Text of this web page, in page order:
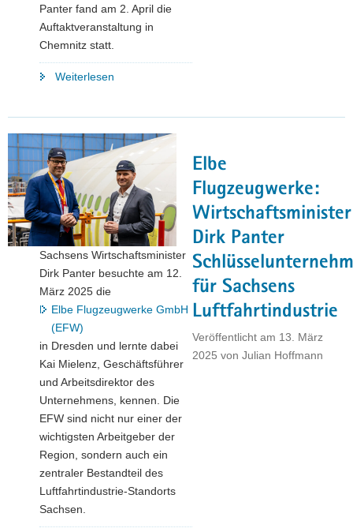
Panter fand am 2. April die
Auftaktveranstaltung in
Chemnitz statt.
Weiterlesen
»Robotics
Saxony»"
Elbe
Flugzeugwerke:
Wirtschaftsminister
Dirk Panter
für Sachsens
Luftfahrtindustrie
Veröffentlicht am 13. März
2025 von Julian Hoffmann
Sachsens Wirtschaftsminister
Dirk Panter besuchte am 12.
März 2025 die
Elbe Flugzeugwerke GmbH
(EFW)
in Dresden und lernte dabei
Kai Mielenz, Geschäftsführer
und Arbeitsdirektor des
Unternehmens, kennen. Die
EFW sind nicht nur einer der
wichtigsten Arbeitgeber der
Region, sondern auch ein
zentraler Bestandteil des
Luftfahrtindustrie-Standorts
Sachsen.